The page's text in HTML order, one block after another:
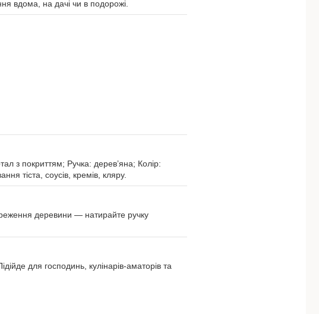
вдома, на дачі чи в подорожі.
з покриттям; Ручка: дерев’яна; Колір:
тіста, соусів, кремів, кляру.
деревини — натирайте ручку
для господинь, кулінарів-аматорів та